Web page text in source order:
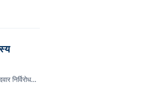
निर्विरोध…